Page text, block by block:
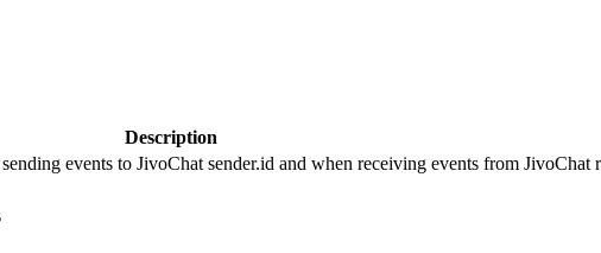
Description
events to JivoChat sender.id and when receiving events from JivoChat